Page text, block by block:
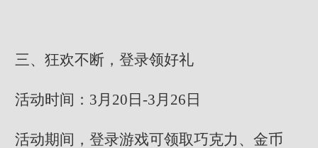
三、狂欢不断，登录领好礼
活动时间：3月20日-3月26日
活动期间，登录游戏可领取巧克力、金币